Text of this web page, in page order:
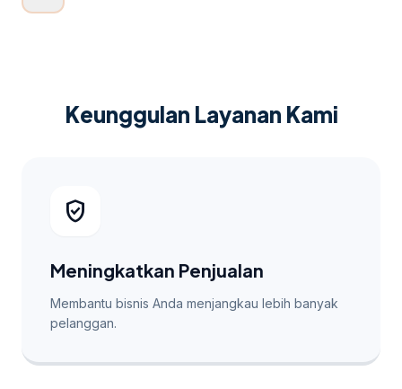
Keunggulan Layanan Kami
verified_user
Meningkatkan Penjualan
Membantu bisnis Anda menjangkau lebih banyak
pelanggan.